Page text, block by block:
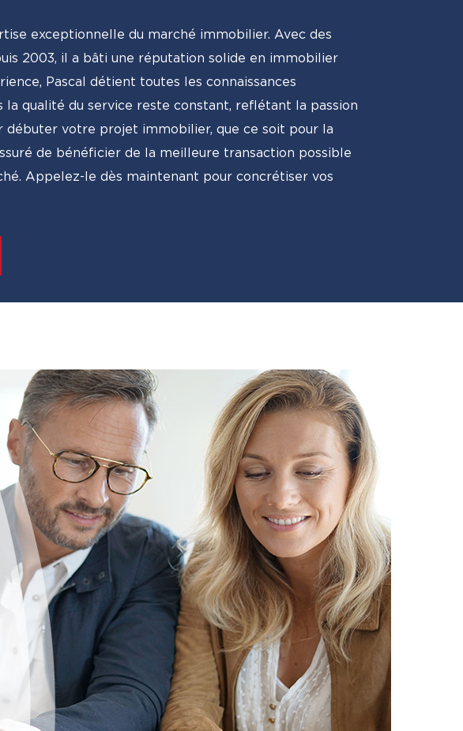
exceptionnelle du marché immobilier. Avec des
2003, il a bâti une réputation solide en immobilier
Pascal détient toutes les connaissances
qualité du service reste constant, reflétant la passion
débuter votre projet immobilier, que ce soit pour la
de bénéficier de la meilleure transaction possible
Appelez-le dès maintenant pour concrétiser vos